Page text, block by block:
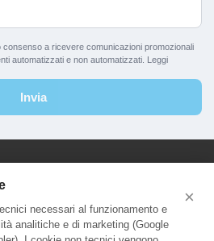
×
necessari al funzionamento e
analitiche e di marketing (Google
consenso a ricevere comunicazioni promozionali
automatizzati e non automatizzati. Leggi
Invia
- DICA Srl
e Agenzia al Pubblico:
127 - 00141 Roma